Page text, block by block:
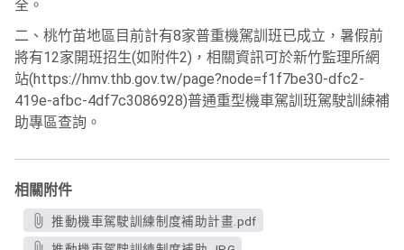
全。
二、桃竹苗地區目前計有8家普重機駕訓班已成立，暑假前
將有12家開班招生(如附件2)，相關資訊可於新竹監理所網
站(https://hmv.thb.gov.tw/page?node=f1f7be30-dfc2-
419e-afbc-4df7c3086928)普通重型機車駕訓班駕駛訓練補
助專區查詢。
相關附件
推動機車駕駛訓練制度補助計畫.pdf